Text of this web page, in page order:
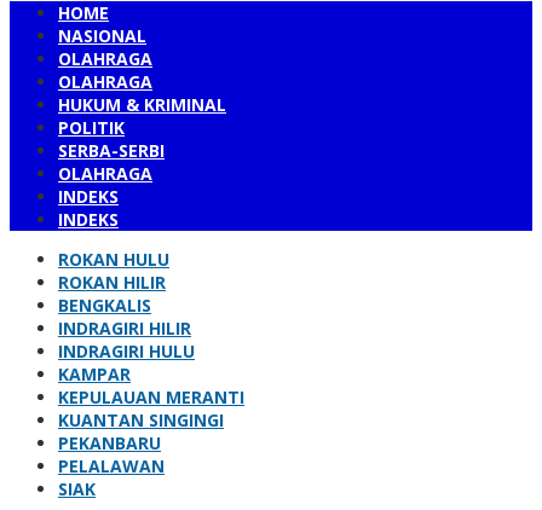
HOME
NASIONAL
OLAHRAGA
OLAHRAGA
HUKUM & KRIMINAL
POLITIK
SERBA-SERBI
OLAHRAGA
INDEKS
INDEKS
ROKAN HULU
ROKAN HILIR
BENGKALIS
INDRAGIRI HILIR
INDRAGIRI HULU
KAMPAR
KEPULAUAN MERANTI
KUANTAN SINGINGI
PEKANBARU
PELALAWAN
SIAK